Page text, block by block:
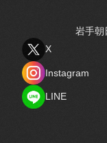
岩手朝
X
Instagram
LINE